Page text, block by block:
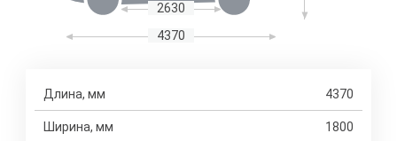
2630
4370
Длина, мм 4370
Ширина, мм 1800